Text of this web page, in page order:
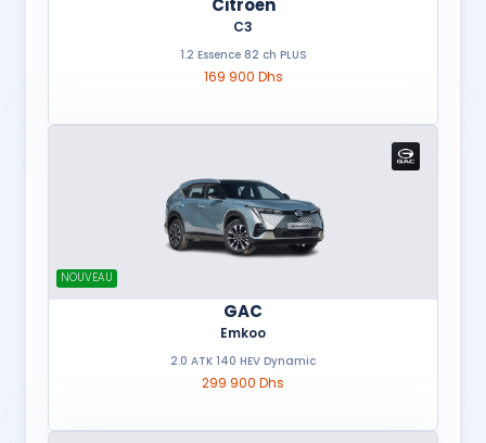
Citroën
C3
1.2 Essence 82 ch PLUS
169 900 Dhs
NOUVEAU
GAC
Emkoo
2.0 ATK 140 HEV Dynamic
299 900 Dhs